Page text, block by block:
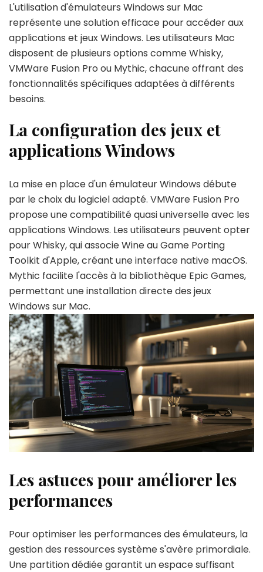
L'utilisation d'émulateurs Windows sur Mac
représente une solution efficace pour accéder aux
applications et jeux Windows. Les utilisateurs Mac
disposent de plusieurs options comme Whisky,
VMWare Fusion Pro ou Mythic, chacune offrant des
fonctionnalités spécifiques adaptées à différents
besoins.
La configuration des jeux et
applications Windows
La mise en place d'un émulateur Windows débute
par le choix du logiciel adapté. VMWare Fusion Pro
propose une compatibilité quasi universelle avec les
applications Windows. Les utilisateurs peuvent opter
pour Whisky, qui associe Wine au Game Porting
Toolkit d'Apple, créant une interface native macOS.
Mythic facilite l'accès à la bibliothèque Epic Games,
permettant une installation directe des jeux
Windows sur Mac.
Les astuces pour améliorer les
performances
Pour optimiser les performances des émulateurs, la
gestion des ressources système s'avère primordiale.
Une partition dédiée garantit un espace suffisant